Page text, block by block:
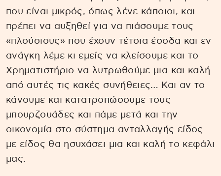
που είναι μικρός, όπως λένε κάποιοι, και
πρέπει να αυξηθεί για να πιάσουμε τους
«πλούσιους» που έχουν τέτοια έσοδα και εν
ανάγκη λέμε κι εμείς να κλείσουμε και το
Χρηματιστήριο να λυτρωθούμε μια και καλή
από αυτές τις κακές συνήθειες… Και αν το
κάνουμε και κατατροπώσουμε τους
μπουρζουάδες και πάμε μετά και την
οικονομία στο σύστημα ανταλλαγής είδος
με είδος θα ησυχάσει μια και καλή το κεφάλι
μας.